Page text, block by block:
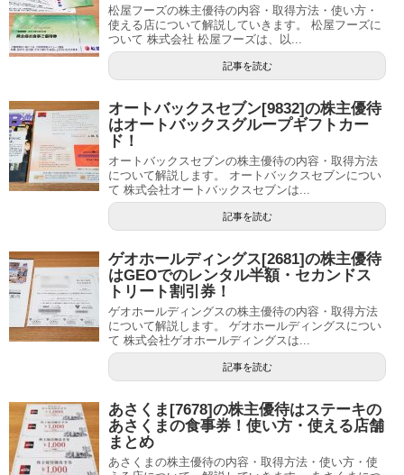
松屋フーズの株主優待の内容・取得方法・使い方・
使える店について解説していきます。 松屋フーズに
ついて 株式会社 松屋フーズは、以...
記事を読む
オートバックスセブン[9832]の株主優待
はオートバックスグループギフトカー
ド！
オートバックスセブンの株主優待の内容・取得方法
について解説します。 オートバックスセブンについ
て 株式会社オートバックスセブンは...
記事を読む
ゲオホールディングス[2681]の株主優待
はGEOでのレンタル半額・セカンドス
トリート割引券！
ゲオホールディングスの株主優待の内容・取得方法
について解説します。 ゲオホールディングスについ
て 株式会社ゲオホールディングスは...
記事を読む
あさくま[7678]の株主優待はステーキの
あさくまの食事券！使い方・使える店舗
まとめ
あさくまの株主優待の内容・取得方法・使い方・使